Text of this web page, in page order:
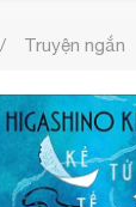
Truyện ngắn